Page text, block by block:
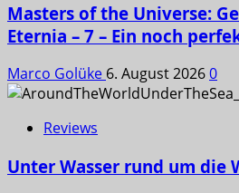
Masters of the Universe:
Eternia – 7 – Ein noch
Marco Golüke 6. August 20260
Reviews
Unter Wasser rund um die